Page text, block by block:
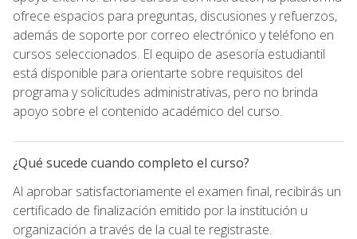
ofrece espacios para preguntas, discusiones y refuerzos,
además de soporte por correo electrónico y teléfono en
cursos seleccionados. El equipo de asesoría estudiantil
está disponible para orientarte sobre requisitos del
programa y solicitudes administrativas, pero no brinda
apoyo sobre el contenido académico del curso.
¿Qué sucede cuando completo el curso?
Al aprobar satisfactoriamente el examen final, recibirás un
certificado de finalización emitido por la institución u
organización a través de la cual te registraste.